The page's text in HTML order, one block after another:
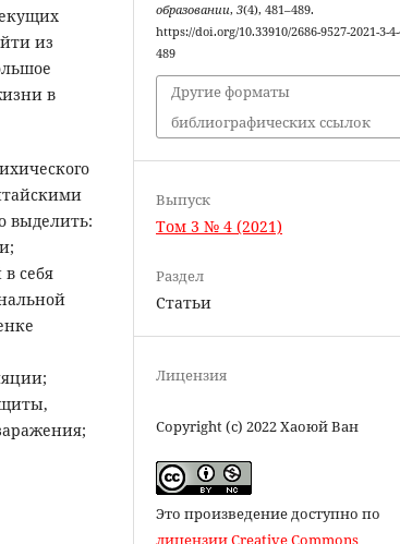
из
в
выделить:
себя
образовании,3(4), 481–489.
https://doi.org/10.33910/2686-9527-2021-3-
489
Другие форматы
библиографических ссылок
Выпуск
Том 3 № 4 (2021)
Раздел
Статьи
Лицензия
Copyright (c) 2022 Хаоюй Ван
Это произведение доступно по
лицензии Creative Commons